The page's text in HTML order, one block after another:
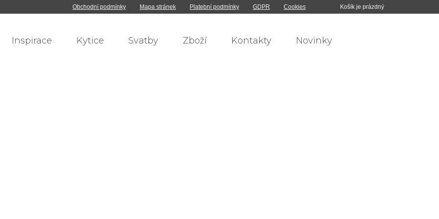
Košík je prázdný
Obchodní podmínky Mapa stránek Platební podmínky GDPR Cookies
Inspirace Kytice Svatby Zboží Kontakty Novinky